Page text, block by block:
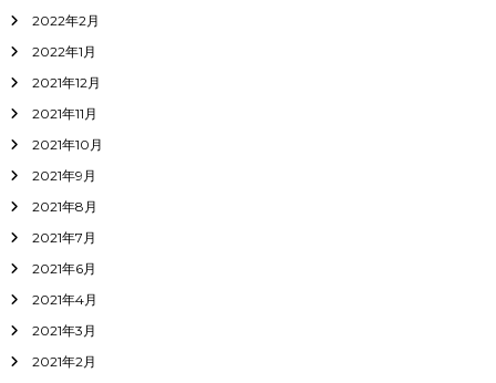
2022年2月
2022年1月
2021年12月
2021年11月
2021年10月
2021年9月
2021年8月
2021年7月
2021年6月
2021年4月
2021年3月
2021年2月